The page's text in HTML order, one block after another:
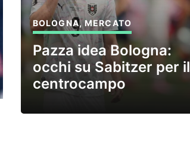
BOLOGNA,MERCATO
Pazza idea Bologna:
occhi su Sabitzer per il
centrocampo